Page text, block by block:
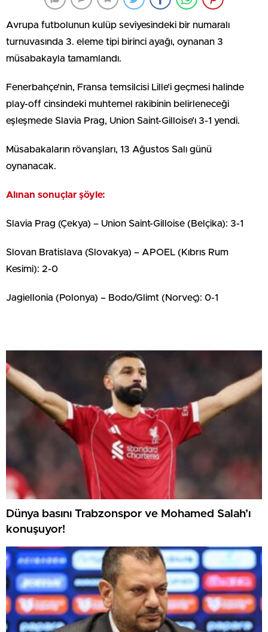
Avrupa futbolunun kulüp seviyesindeki bir numaralı
turnuvasında 3. eleme tipi birinci ayağı, oynanan 3
müsabakayla tamamlandı.
Fenerbahçe’nin, Fransa temsilcisi Lille’i geçmesi halinde
play-off cinsindeki muhtemel rakibinin belirleneceği
eşleşmede Slavia Prag, Union Saint-Gilloise’ı 3-1 yendi.
Müsabakaların rövanşları, 13 Ağustos Salı günü
oynanacak.
Alınan sonuçlar şöyle:
Slavia Prag (Çekya) – Union Saint-Gilloise (Belçika): 3-1
Slovan Bratislava (Slovakya) – APOEL (Kıbrıs Rum
Kesimi): 2-0
Jagiellonia (Polonya) – Bodo/Glimt (Norveç): 0-1
Dünya basını Trabzonspor ve Mohamed Salah’ı
konuşuyor!